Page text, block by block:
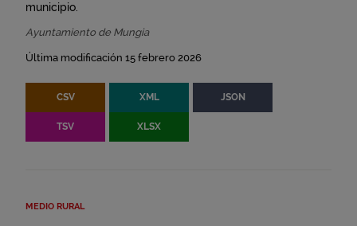
municipio.
Ayuntamiento de Mungia
Última modificación 15 febrero 2026
CSV XML JSON
TSV XLSX
MEDIO RURAL